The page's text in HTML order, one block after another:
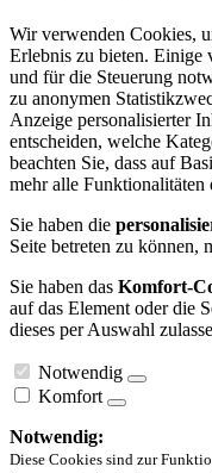
Wir verwenden Cookies,
Erlebnis zu bieten. Einige
und für die Steuerung
zu anonymen
Anzeige personalisierter
entscheiden, welche
beachten Sie, dass auf
mehr alle Funktionalitäten
Sie haben die
Seite betreten zu können,
Sie haben das Komfort-
auf das Element oder die
dieses per Auswahl
Notwendig
Komfort
Notwendig:
Diese Cookies sind zur